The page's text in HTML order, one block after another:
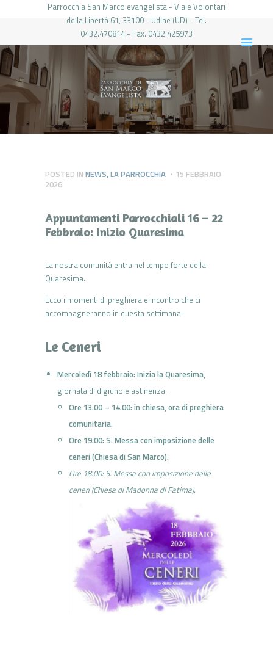
Parrocchia San Marco evangelista - Viale Volontari
della Libertá 61, 33100 - Udine (UD) - Tel.
0432.470814 - Fax. 0432.425973
PARROCCHIA DI SAN MARCO UDINE
HOME
LA PARROCCHIA
IL PARROCO
LE ATTIVITÀ
PIERABECH
FOTO E VIDEO
LOGIN
POSTED IN NEWS,LA PARROCCHIA
15 FEBBRAIO
2026
Appuntamenti Parrocchiali 16 – 22
Febbraio: Inizio Quaresima
La nostra comunità entra nel tempo forte della
Quaresima.
Ecco i momenti di preghiera e incontro che ci
accompagneranno in questa settimana:
Le Ceneri
Mercoledì 18 febbraio: Inizia la Quaresima,
giornata di digiuno e astinenza.
Ore 13.00 – 14.00: in chiesa, ora di preghiera
comunitaria.
Ore 19.00: S. Messa con imposizione delle
ceneri (Chiesa di San Marco).
Ore 18.00: S. Messa con imposizione delle
ceneri (Chiesa di Madonna di Fatima).